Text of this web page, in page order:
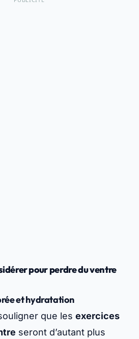
pour perdre du ventre
et hydratation
que les exercices
seront d’autant plus